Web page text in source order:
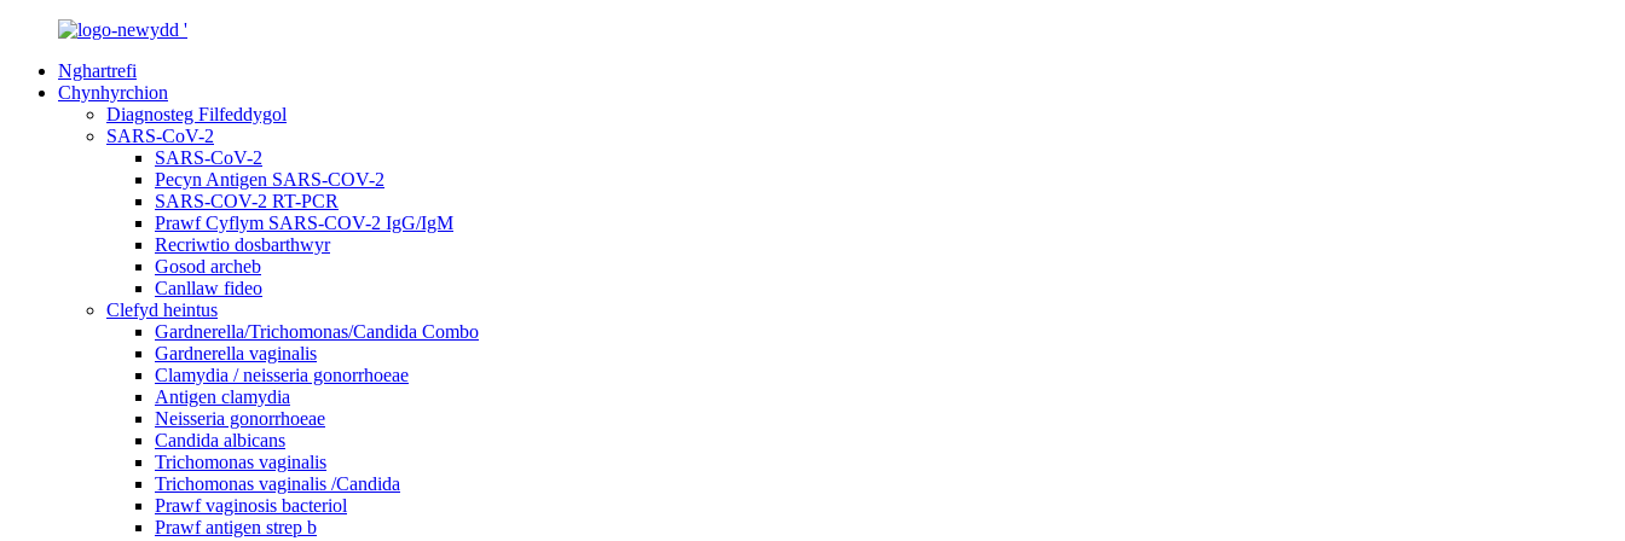
Nghartrefi
Chynhyrchion
Diagnosteg Filfeddygol
SARS-CoV-2
SARS-CoV-2
Pecyn Antigen SARS-COV-2
SARS-COV-2 RT-PCR
Prawf Cyflym SARS-COV-2 IgG/IgM
Recriwtio dosbarthwyr
Gosod archeb
Canllaw fideo
Clefyd heintus
Gardnerella/Trichomonas/Candida Combo
Gardnerella vaginalis
Clamydia / neisseria gonorrhoeae
Antigen clamydia
Neisseria gonorrhoeae
Candida albicans
Trichomonas vaginalis
Trichomonas vaginalis /Candida
Prawf vaginosis bacteriol
Prawf antigen strep b